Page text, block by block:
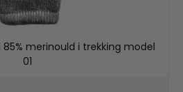
85% merinould i trekking model
01